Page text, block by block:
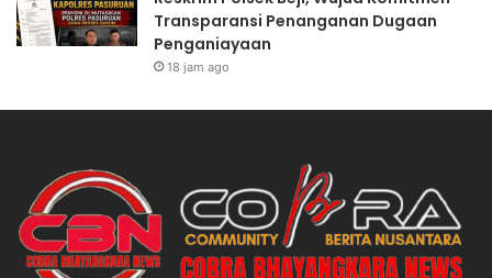
i
,
i
a
u
h
a
Transparansi Penanganan Dugaan
Penganiayaan
18 jam ago